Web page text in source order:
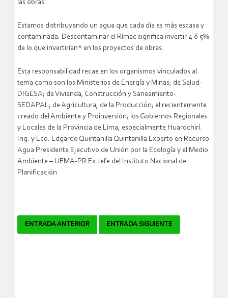
las obras.
Estamos distribuyendo un agua que cada día es más escasa y
contaminada. Descontaminar el Rímac significa invertir 4 ó 5%
de lo que invertirían* en los proyectos de obras.
Esta responsabilidad recae en los organismos vinculados al
tema como son los Ministerios de Energía y Minas; de Salud-
DIGESA; de Vivienda, Construcción y Saneamiento-
SEDAPAL; de Agricultura, de la Producción; el recientemente
creado del Ambiente y Proinversión; los Gobiernos Regionales
y Locales de la Provincia de Lima, especialmente Huarochirí.
Ing. y Eco. Edgardo Quintanilla Quintanilla Experto en Recurso
Agua Presidente Ejecutivo de Unión por la Ecología y el Medio
Ambiente – UEMA-PR Ex Jefe del Instituto Nacional de
Planificación
Navegador
ENTRADA ANTERIOR ENTRADA SIGUIENTE